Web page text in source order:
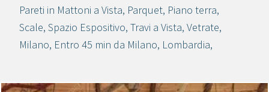
Pareti in Mattoni a Vista, Parquet, Piano terra,
Scale, Spazio Espositivo, Travi a Vista, Vetrate,
Milano, Entro 45 min da Milano, Lombardia,